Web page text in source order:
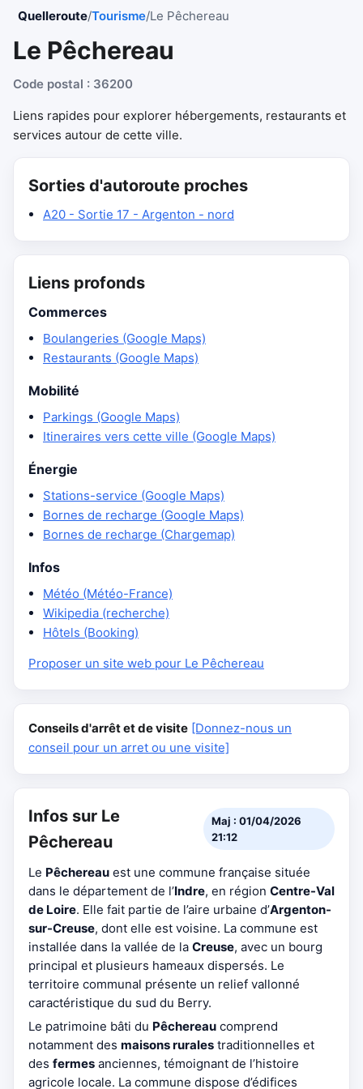
Quelleroute/Tourisme/Le Pêchereau
Le Pêchereau
Code postal : 36200
Liens rapides pour explorer hébergements, restaurants et
services autour de cette ville.
Sorties d'autoroute proches
A20 - Sortie 17 - Argenton - nord
Liens profonds
Commerces
Boulangeries (Google Maps)
Restaurants (Google Maps)
Mobilité
Parkings (Google Maps)
Itineraires vers cette ville (Google Maps)
Énergie
Stations-service (Google Maps)
Bornes de recharge (Google Maps)
Bornes de recharge (Chargemap)
Infos
Météo (Météo-France)
Wikipedia (recherche)
Hôtels (Booking)
Proposer un site web pour Le Pêchereau
Conseils d'arrêt et de visite [Donnez-nous un
conseil pour un arret ou une visite]
Infos sur Le
Pêchereau
Maj : 01/04/2026
21:12
Le Pêchereau est une commune française située
dans le département de l’Indre, en région Centre-Val
de Loire. Elle fait partie de l’aire urbaine d’Argenton-
sur-Creuse, dont elle est voisine. La commune est
installée dans la vallée de la Creuse, avec un bourg
principal et plusieurs hameaux dispersés. Le
territoire communal présente un relief vallonné
caractéristique du sud du Berry.
Le patrimoine bâti du Pêchereau comprend
notamment des maisons rurales traditionnelles et
des fermes anciennes, témoignant de l’histoire
agricole locale. La commune dispose d’édifices